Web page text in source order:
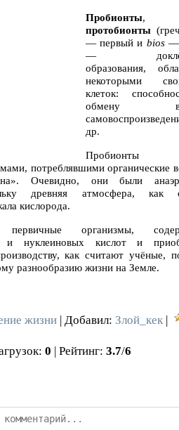
Пробионты,
протобионты
— первый и bios—
—
образования,
некоторыми
клеток:
обмену
др.
Пробионты
потреблявшими органические
Очевидно, они были
древняя атмосфера, как
кислорода.
первичные организмы,
и нуклеиновых кислот и
как считают учёные,
разнообразию жизни на Земле.
жизни | Добавил: Злой_кек |
: 0 | Рейтинг: 3.7/6